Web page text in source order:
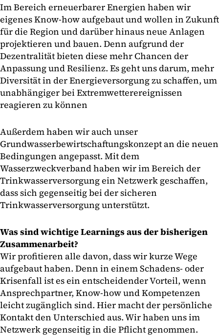
Im Bereich erneuerbarer Energien haben wir
eigenes Know-how aufgebaut und wollen in Zukunft
für die Region und darüber hinaus neue Anlagen
projektieren und bauen. Denn aufgrund der
Dezentralität bieten diese mehr Chancen der
Anpassung und Resilienz. Es geht uns darum, mehr
Diversität in der Energieversorgung zu schaffen, um
unabhängiger bei Extremwetterereignissen
reagieren zu können
Außerdem haben wir auch unser
Grundwasserbewirtschaftungskonzept an die neuen
Bedingungen angepasst. Mit dem
Wasserzweckverband haben wir im Bereich der
Trinkwasserversorgung ein Netzwerk geschaffen,
dass sich gegenseitig bei der sicheren
Trinkwasserversorgung unterstützt.
Was sind wichtige Learnings aus der bisherigen
Zusammenarbeit?
Wir profitieren alle davon, dass wir kurze Wege
aufgebaut haben. Denn in einem Schadens- oder
Krisenfall ist es ein entscheidender Vorteil, wenn
Ansprechpartner, Know-how und Kompetenzen
leicht zugänglich sind. Hier macht der persönliche
Kontakt den Unterschied aus. Wir haben uns im
Netzwerk gegenseitig in die Pflicht genommen.